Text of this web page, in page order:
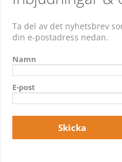
Ta del av det nyhetsbrev
din e-postadress nedan.
Namn
E-post